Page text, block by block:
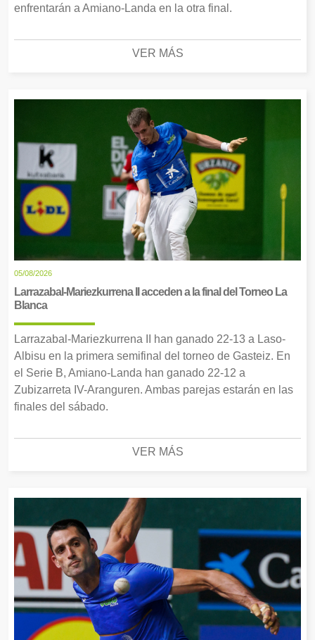
enfrentarán a Amiano-Landa en la otra final.
VER MÁS
05/08/2026
Larrazabal-Mariezkurrena II acceden a la final del Torneo La
Blanca
Larrazabal-Mariezkurrena II han ganado 22-13 a Laso-
Albisu en la primera semifinal del torneo de Gasteiz. En
el Serie B, Amiano-Landa han ganado 22-12 a
Zubizarreta IV-Aranguren. Ambas parejas estarán en las
finales del sábado.
VER MÁS